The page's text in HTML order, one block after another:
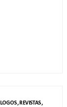
REVISTAS,